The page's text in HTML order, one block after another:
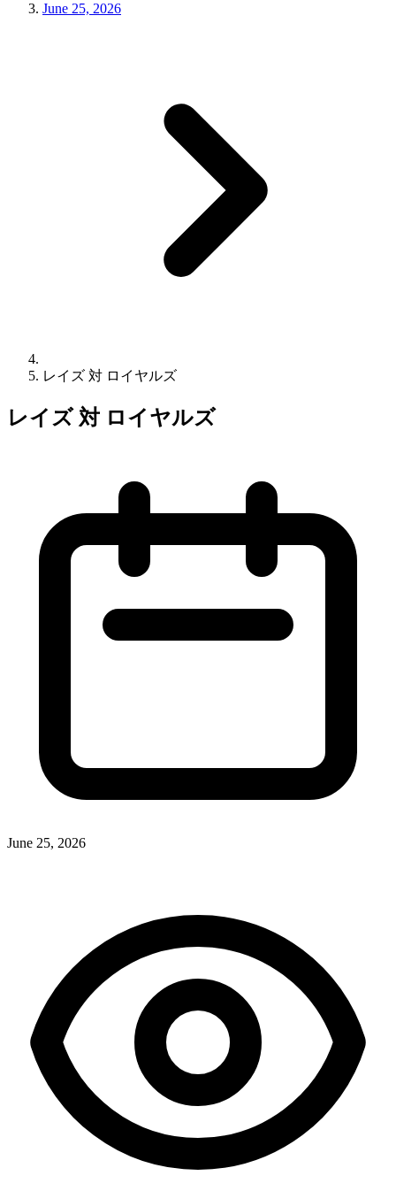
June 25, 2026
レイズ 対 ロイヤルズ
レイズ 対 ロイヤルズ
June 25, 2026